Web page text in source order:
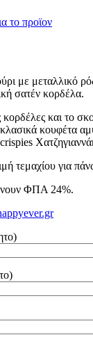
το προϊoν
με μεταλλικό
σατέν κορδέλα.
και το
κουφέτα
τεμαχίου για
ΦΠΑ 24%.